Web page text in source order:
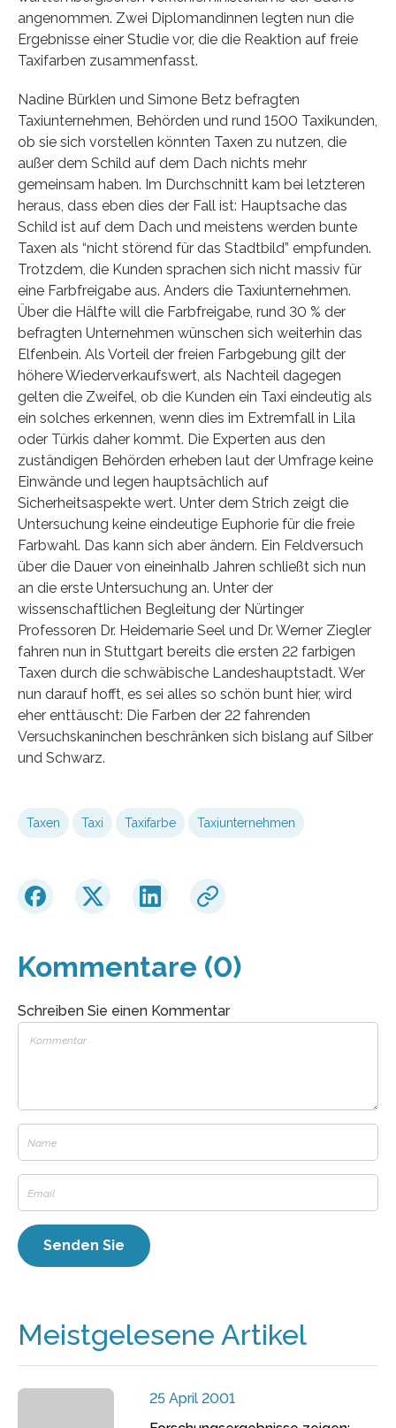
angenommen. Zwei Diplomandinnen legten nun die
Ergebnisse einer Studie vor, die die Reaktion auf freie
Taxifarben zusammenfasst.
Nadine Bürklen und Simone Betz befragten
Taxiunternehmen, Behörden und rund 1500 Taxikunden,
ob sie sich vorstellen könnten Taxen zu nutzen, die
außer dem Schild auf dem Dach nichts mehr
gemeinsam haben. Im Durchschnitt kam bei letzteren
heraus, dass eben dies der Fall ist: Hauptsache das
Schild ist auf dem Dach und meistens werden bunte
Taxen als “nicht störend für das Stadtbild” empfunden.
Trotzdem, die Kunden sprachen sich nicht massiv für
eine Farbfreigabe aus. Anders die Taxiunternehmen.
Über die Hälfte will die Farbfreigabe, rund 30 % der
befragten Unternehmen wünschen sich weiterhin das
Elfenbein. Als Vorteil der freien Farbgebung gilt der
höhere Wiederverkaufswert, als Nachteil dagegen
gelten die Zweifel, ob die Kunden ein Taxi eindeutig als
ein solches erkennen, wenn dies im Extremfall in Lila
oder Türkis daher kommt. Die Experten aus den
zuständigen Behörden erheben laut der Umfrage keine
Einwände und legen hauptsächlich auf
Sicherheitsaspekte wert. Unter dem Strich zeigt die
Untersuchung keine eindeutige Euphorie für die freie
Farbwahl. Das kann sich aber ändern. Ein Feldversuch
über die Dauer von eineinhalb Jahren schließt sich nun
an die erste Untersuchung an. Unter der
wissenschaftlichen Begleitung der Nürtinger
Professoren Dr. Heidemarie Seel und Dr. Werner Ziegler
fahren nun in Stuttgart bereits die ersten 22 farbigen
Taxen durch die schwäbische Landeshauptstadt. Wer
nun darauf hofft, es sei alles so schön bunt hier, wird
eher enttäuscht: Die Farben der 22 fahrenden
Versuchskaninchen beschränken sich bislang auf Silber
und Schwarz.
Taxen Taxi Taxifarbe Taxiunternehmen
Kommentare (0)
Schreiben Sie einen Kommentar
Meistgelesene Artikel
25 April 2001